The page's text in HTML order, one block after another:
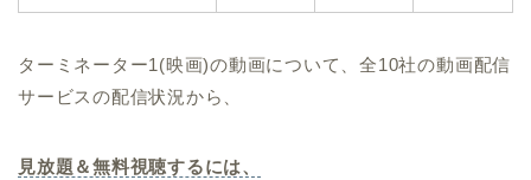
ターミネーター1(映画)の動画について、全10社の動画配信
サービスの配信状況から、
見放題＆無料視聴するには、